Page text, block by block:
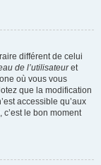
différent de celui
de l’utilisateuret
où vous vous
que la modification
accessible qu’aux
le bon moment